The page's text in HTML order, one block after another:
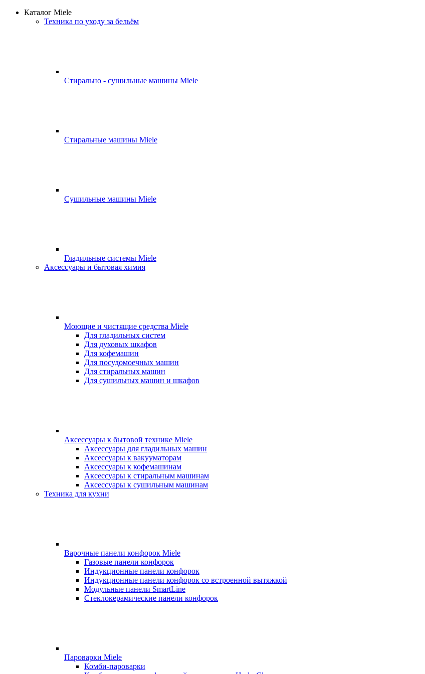
Каталог Miele
Техника по уходу за бельём
Стирально - сушильные машины Miele
Стиральные машины Miele
Сушильные машины Miele
Гладильные системы Miele
Аксессуары и бытовая химия
Моющие и чистящие средства Miele
Для гладильных систем
Для духовых шкафов
Для кофемашин
Для посудомоечных машин
Для стиральных машин
Для сушильных машин и шкафов
Аксессуары к бытовой технике Miele
Аксессуары для гладильных машин
Аксессуары к вакууматорам
Аксессуары к кофемашинам
Аксессуары к стиральным машинам
Аксессуары к сушильным машинам
Техника для кухни
Варочные панели конфорок Miele
Газовые панели конфорок
Индукционные панели конфорок
Индукционные панели конфорок со встроенной вытяжкой
Модульные панели SmartLine
Стеклокерамические панели конфорок
Пароварки Miele
Комби-пароварки